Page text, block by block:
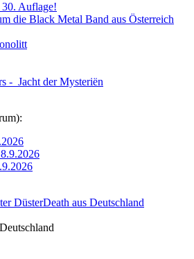
30. Auflage!
die Black Metal Band aus Österreich
- Jacht der Mysteriën